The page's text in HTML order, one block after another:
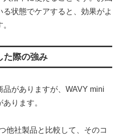
状態でケアすると、効果がよ
た際の強み
がありますが、WAVY mini
ります。
他社製品と比較して、そのコ